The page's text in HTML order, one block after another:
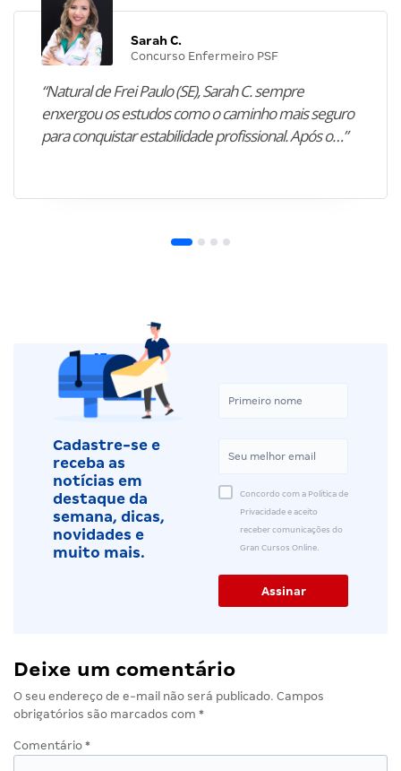
Sarah C.
Concurso Enfermeiro PSF
“Natural de Frei Paulo (SE), Sarah C. sempre
enxergou os estudos como o caminho mais seguro
para conquistar estabilidade profissional. Após o…”
Cadastre-se e
receba as
notícias em
destaque da
semana, dicas,
novidades e
muito mais.
Concordo com a Política de
Privacidade e aceito
receber comunicações do
Gran Cursos Online.
Deixe um comentário
O seu endereço de e-mail não será publicado. Campos
obrigatórios são marcados com *
Comentário *